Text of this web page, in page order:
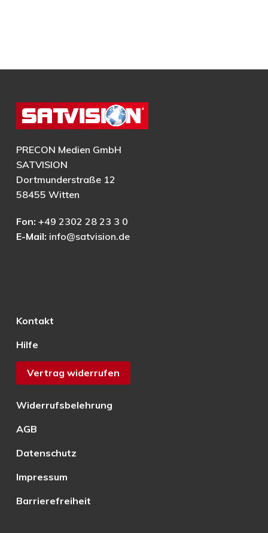
PRECON Medien GmbH
SATVISION
Dortmunderstraße 12
58455 Witten
Fon: +49 2302 28 23 3 0
E-Mail: info@satvision.de
Kontakt
Hilfe
Vertrag widerrufen
Widerrufsbelehrung
AGB
Datenschutz
Impressum
Barrierefreiheit